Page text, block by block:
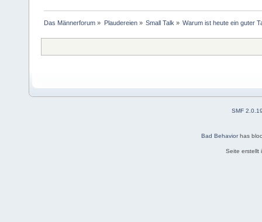
Das Männerforum » Plaudereien» Small Talk » Warum ist heute ein guter
SMF
Bad Behaviorhas
Seite erstellt